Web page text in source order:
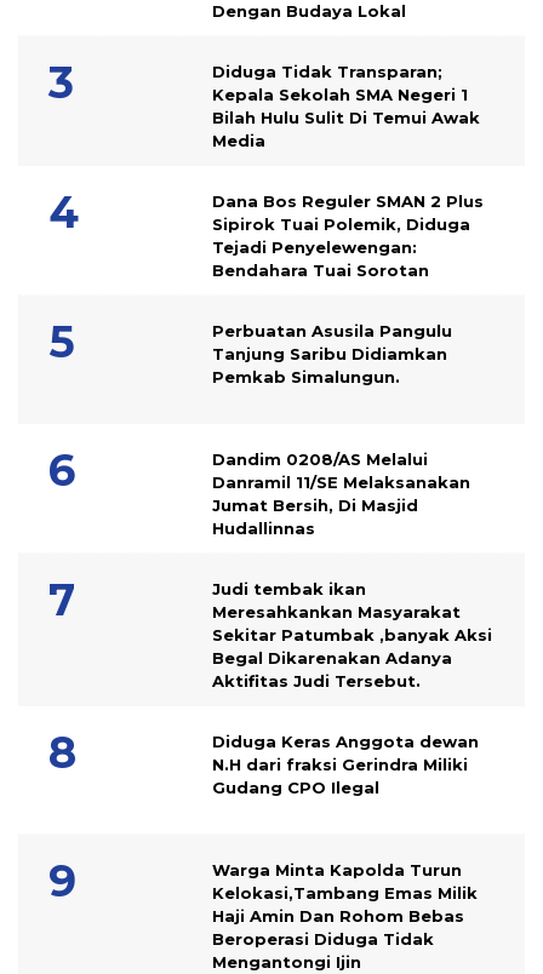
Dengan Budaya Lokal
Diduga Tidak Transparan;
Kepala Sekolah SMA Negeri 1
Bilah Hulu Sulit Di Temui Awak
Media
Dana Bos Reguler SMAN 2 Plus
Sipirok Tuai Polemik, Diduga
Tejadi Penyelewengan:
Bendahara Tuai Sorotan
Perbuatan Asusila Pangulu
Tanjung Saribu Didiamkan
Pemkab Simalungun.
Dandim 0208/AS Melalui
Danramil 11/SE Melaksanakan
Jumat Bersih, Di Masjid
Hudallinnas
Judi tembak ikan
Meresahkankan Masyarakat
Sekitar Patumbak ,banyak Aksi
Begal Dikarenakan Adanya
Aktifitas Judi Tersebut.
Diduga Keras Anggota dewan
N.H dari fraksi Gerindra Miliki
Gudang CPO Ilegal
Warga Minta Kapolda Turun
Kelokasi,Tambang Emas Milik
Haji Amin Dan Rohom Bebas
Beroperasi Diduga Tidak
Mengantongi Ijin